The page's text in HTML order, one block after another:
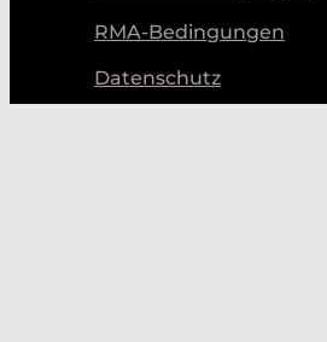
RMA-Bedingungen
Datenschutz